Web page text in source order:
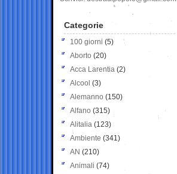
Categorie
100 giorni (5)
Aborto (20)
Acca Larentia (2)
Alcool (3)
Alemanno (150)
Alfano (315)
Alitalia (123)
Ambiente (341)
AN (210)
Animali (74)